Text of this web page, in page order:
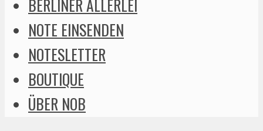
NOTE EINSENDEN
NOTESLETTER
BOUTIQUE
ÜBER NOB